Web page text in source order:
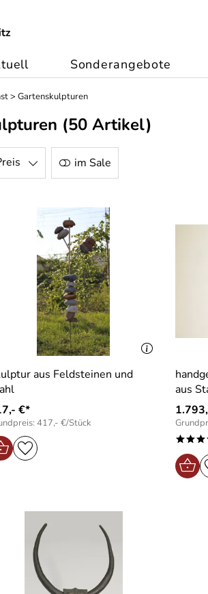
Sonderangebote
> Gartenskulpturen
(50 Artikel)
im Sale
aus Feldsteinen und
€*
417,- €/Stück
aus